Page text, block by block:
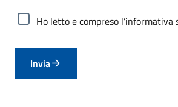
Ho letto e compreso l’informativa
Invia